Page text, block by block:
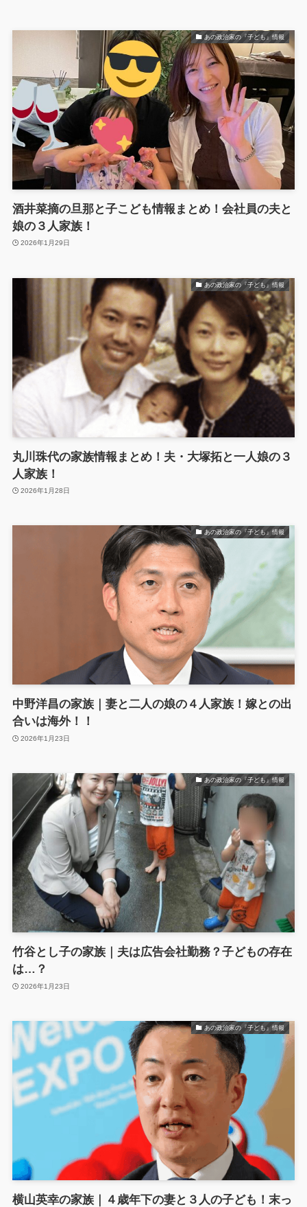
あの政治家の『子ども』情報
酒井菜摘の旦那と子こども情報まとめ！会社員の夫と
娘の３人家族！
2026年1月29日
あの政治家の『子ども』情報
丸川珠代の家族情報まとめ！夫・大塚拓と一人娘の３
人家族！
2026年1月28日
あの政治家の『子ども』情報
中野洋昌の家族｜妻と二人の娘の４人家族！嫁との出
合いは海外！！
2026年1月23日
あの政治家の『子ども』情報
竹谷とし子の家族｜夫は広告会社勤務？子どもの存在
は…？
2026年1月23日
あの政治家の『子ども』情報
横山英幸の家族｜４歳年下の妻と３人の子ども！末っ